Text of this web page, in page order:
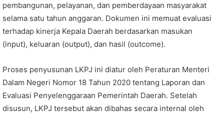
pembangunan, pelayanan, dan pemberdayaan masyarakat
selama satu tahun anggaran. Dokumen ini memuat evaluasi
terhadap kinerja Kepala Daerah berdasarkan masukan
(input), keluaran (output), dan hasil (outcome).
Proses penyusunan LKPJ ini diatur oleh Peraturan Menteri
Dalam Negeri Nomor 18 Tahun 2020 tentang Laporan dan
Evaluasi Penyelenggaraan Pemerintah Daerah. Setelah
disusun, LKPJ tersebut akan dibahas secara internal oleh